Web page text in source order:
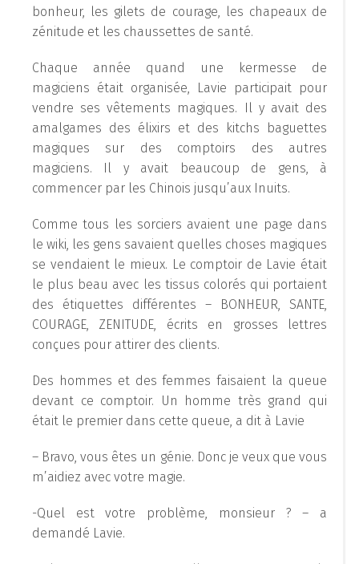
bonheur, les gilets de courage, les chapeaux de
zénitude et les chaussettes de santé.
Chaque année quand une kermesse de
magiciens était organisée, Lavie participait pour
vendre ses vêtements magiques. Il y avait des
amalgames des élixirs et des kitchs baguettes
magiques sur des comptoirs des autres
magiciens. Il y avait beaucoup de gens, à
commencer par les Chinois jusqu’aux Inuits.
Comme tous les sorciers avaient une page dans
le wiki, les gens savaient quelles choses magiques
se vendaient le mieux. Le comptoir de Lavie était
le plus beau avec les tissus colorés qui portaient
des étiquettes différentes – BONHEUR, SANTE,
COURAGE, ZENITUDE, écrits en grosses lettres
conçues pour attirer des clients.
Des hommes et des femmes faisaient la queue
devant ce comptoir. Un homme très grand qui
était le premier dans cette queue, a dit à Lavie
– Bravo, vous êtes un génie. Donc je veux que vous
m’aidiez avec votre magie.
-Quel est votre problème, monsieur ? – a
demandé Lavie.